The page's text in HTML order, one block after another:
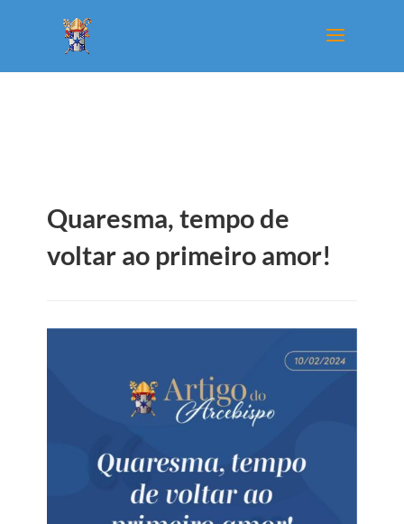
Quaresma, tempo de
voltar ao primeiro amor!